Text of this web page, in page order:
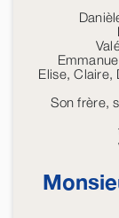
Elise, Claire,
Son frère,